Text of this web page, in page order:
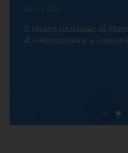
28 July 2022
Il Museo nazionale di
di valorizzazione e